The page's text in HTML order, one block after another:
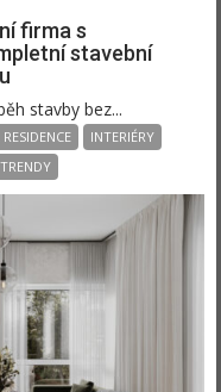
firma s
stavební
stavby bez...
INTERIÉRY